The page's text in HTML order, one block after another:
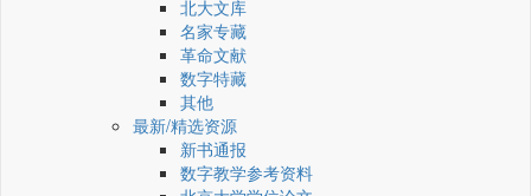
北大文库
名家专藏
革命文献
数字特藏
其他
最新/精选资源
新书通报
数字教学参考资料